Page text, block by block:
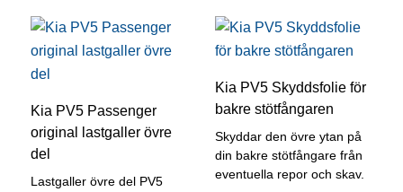
Kia PV5 Passenger
original lastgaller övre
del
Lastgaller övre del PV5
Kia PV5 Skyddsfolie för
bakre stötfångaren
Skyddar den övre ytan på
din bakre stötfångare från
eventuella repor och skav.